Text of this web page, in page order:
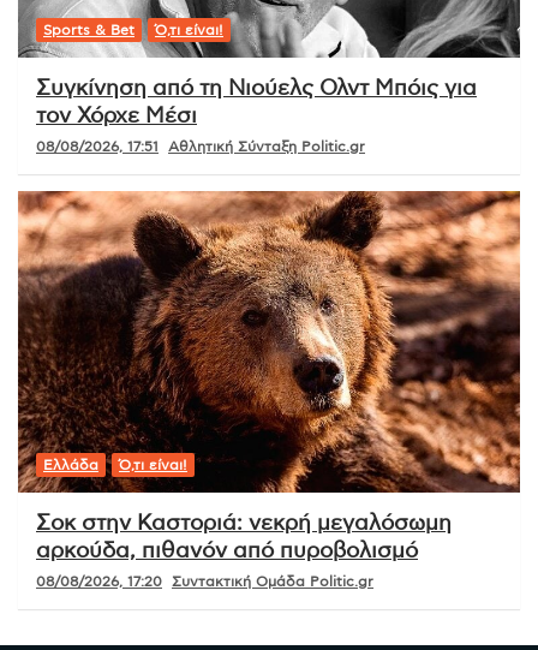
Sports & Bet Ό,τι είναι!
Συγκίνηση από τη Νιούελς Ολντ Μπόις για
τον Χόρχε Μέσι
08/08/2026, 17:51 Αθλητική Σύνταξη Politic.gr
Ελλάδα Ό,τι είναι!
Σοκ στην Καστοριά: νεκρή μεγαλόσωμη
αρκούδα, πιθανόν από πυροβολισμό
08/08/2026, 17:20 Συντακτική Ομάδα Politic.gr